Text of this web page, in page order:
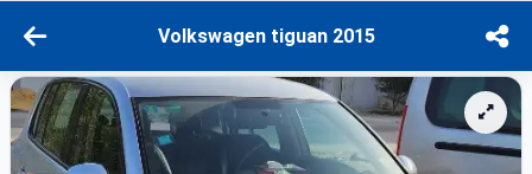
Volkswagen tiguan 2015